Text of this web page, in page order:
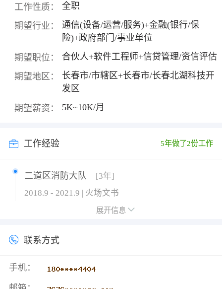
工作性质：
全职
期望行业：
通信(设备/运营/服务)+金融(银行/保
险)+政府部门/事业单位
期望职位：
合伙人+软件工程师+信贷管理/资信评估
期望地区：
长春市/市辖区+长春市/长春北湖科技开
发区
期望薪资：
5K~10K/月
工作经验 5年做了2份工作
二道区消防大队
[3年]
2018.9 - 2021.9 | 火场文书
救火记录及消防安全检查等工作
2015.9 - 2017.9 | 保密员
展开信息
联系方式
手机：